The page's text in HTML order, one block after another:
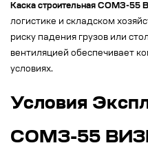
Каска строительная СОМЗ-55
логистике и складском
риску падения грузов или
вентиляцией обеспечивает
условиях.
Условия
СОМЗ-55